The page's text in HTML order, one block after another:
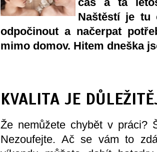
Naštěstí je tu
odpočinout a načerpat
mimo domov. Hitem dneška
KVALITA JE
Že nemůžete chybět v práci?
Nezoufejte. Ač se vám to